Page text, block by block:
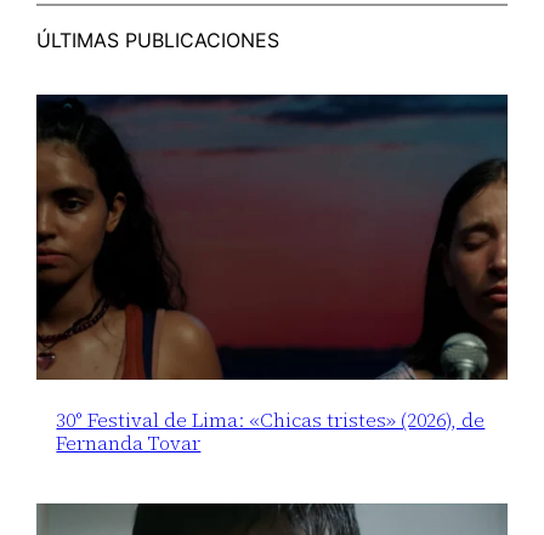
ÚLTIMAS PUBLICACIONES
30° Festival de Lima: «Chicas tristes» (2026), de
Fernanda Tovar